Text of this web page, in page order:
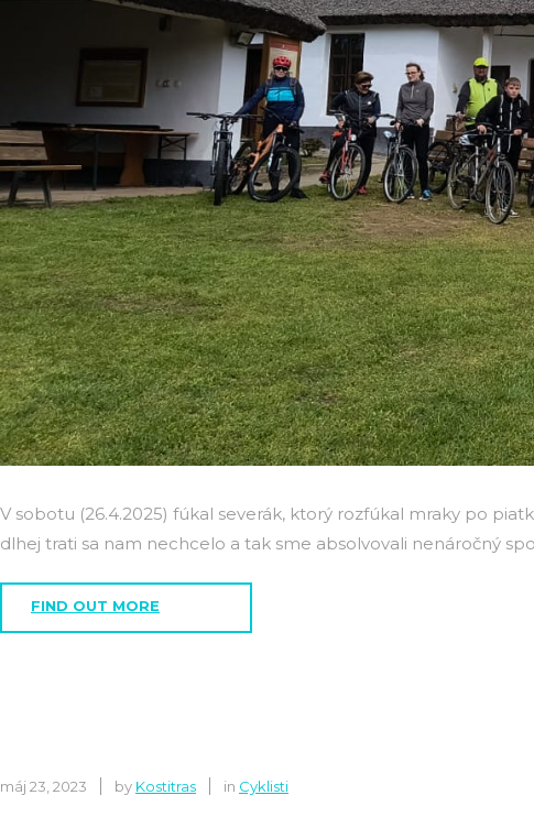
V sobotu (26.4.2025) fúkal severák, ktorý rozfúkal mraky po
dlhej trati sa nam nechcelo a tak sme absolvovali nenáročný
FIND OUT MORE
máj 23, 2023 by Kostitras in Cyklisti